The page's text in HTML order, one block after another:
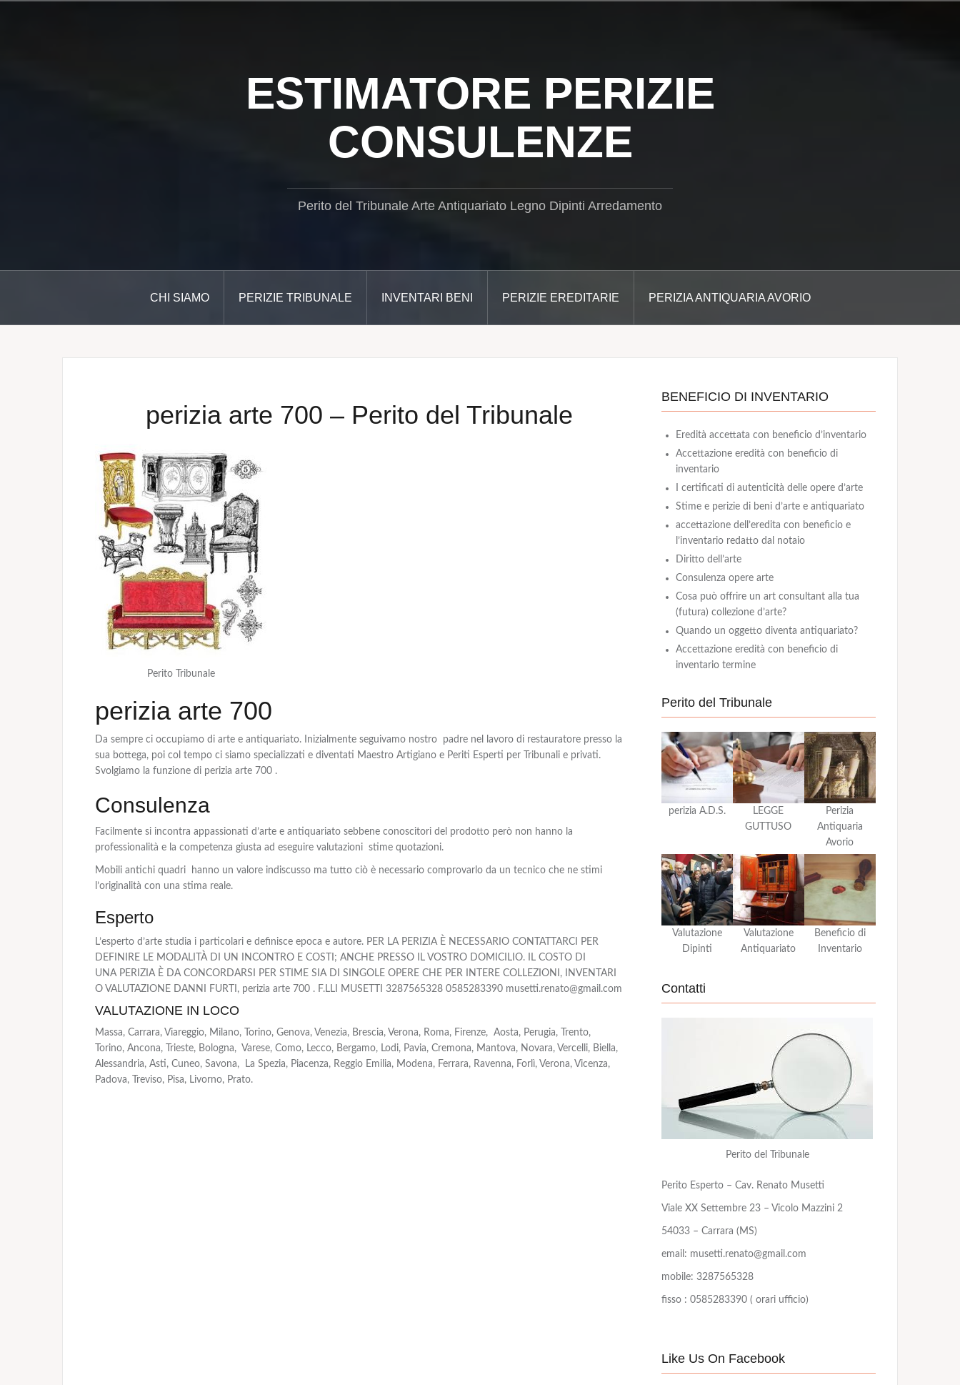
ESTIMATORE PERIZIE
CONSULENZE
Perito del Tribunale Arte Antiquariato Legno Dipinti Arredamento
CHI SIAMO PERIZIE TRIBUNALE INVENTARI BENI PERIZIE EREDITARIE PERIZIA ANTIQUARIA AVORIO
perizia arte 700 – Perito del Tribunale
Perito Tribunale
perizia arte 700
Da sempre ci occupiamo di arte e antiquariato. Inizialmente seguivamo nostro padre nel lavoro di restauratore presso la
sua bottega, poi col tempo ci siamo specializzati e diventati Maestro Artigiano e Periti Esperti per Tribunali e privati.
Svolgiamo la funzione di perizia arte 700 .
Consulenza
Facilmente si incontra appassionati d’arte e antiquariato sebbene conoscitori del prodotto però non hanno la
professionalità e la competenza giusta ad eseguire valutazioni stime quotazioni.
Mobili antichi quadri hanno un valore indiscusso ma tutto ciò è necessario comprovarlo da un tecnico che ne stimi
l’originalità con una stima reale.
Esperto
L’esperto d’arte studia i particolari e definisce epoca e autore. PER LA PERIZIA È NECESSARIO CONTATTARCI PER
DEFINIRE LE MODALITÀ DI UN INCONTRO E COSTI; ANCHE PRESSO IL VOSTRO DOMICILIO. IL COSTO DI
UNA PERIZIA È DA CONCORDARSI PER STIME SIA DI SINGOLE OPERE CHE PER INTERE COLLEZIONI, INVENTARI
O VALUTAZIONE DANNI FURTI, perizia arte 700 . F.LLI MUSETTI 3287565328 0585283390 musetti.renato@gmail.com
VALUTAZIONE IN LOCO
Massa, Carrara, Viareggio, Milano, Torino, Genova, Venezia, Brescia, Verona, Roma, Firenze, Aosta, Perugia, Trento,
Torino, Ancona, Trieste, Bologna, Varese, Como, Lecco, Bergamo, Lodi, Pavia, Cremona, Mantova, Novara, Vercelli, Biella,
Alessandria, Asti, Cuneo, Savona, La Spezia, Piacenza, Reggio Emilia, Modena, Ferrara, Ravenna, Forlì, Verona, Vicenza,
Padova, Treviso, Pisa, Livorno, Prato.
BENEFICIO DI INVENTARIO
Eredità accettata con beneficio d’inventario
Accettazione eredità con beneficio di
inventario
I certificati di autenticità delle opere d’arte
Stime e perizie di beni d’arte e antiquariato
accettazione dell’eredita con beneficio e
l’inventario redatto dal notaio
Diritto dell’arte
Consulenza opere arte
Cosa può offrire un art consultant alla tua
(futura) collezione d’arte?
Quando un oggetto diventa antiquariato?
Accettazione eredità con beneficio di
inventario termine
Perito del Tribunale
perizia A.D.S.
LEGGE
GUTTUSO
Perizia
Antiquaria
Avorio
Valutazione
Dipinti
Valutazione
Antiquariato
Beneficio di
Inventario
Contatti
Perito del Tribunale
Perito Esperto – Cav. Renato Musetti
Viale XX Settembre 23 – Vicolo Mazzini 2
54033 – Carrara (MS)
email: musetti.renato@gmail.com
mobile: 3287565328
fisso : 0585283390 ( orari ufficio)
Like Us On Facebook